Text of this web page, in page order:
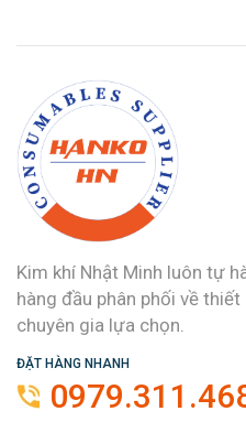
Kim khí Nhật Minh luôn tự
hàng đầu phân phối về
chuyên gia lựa chọn.
ĐẶT HÀNG NHANH